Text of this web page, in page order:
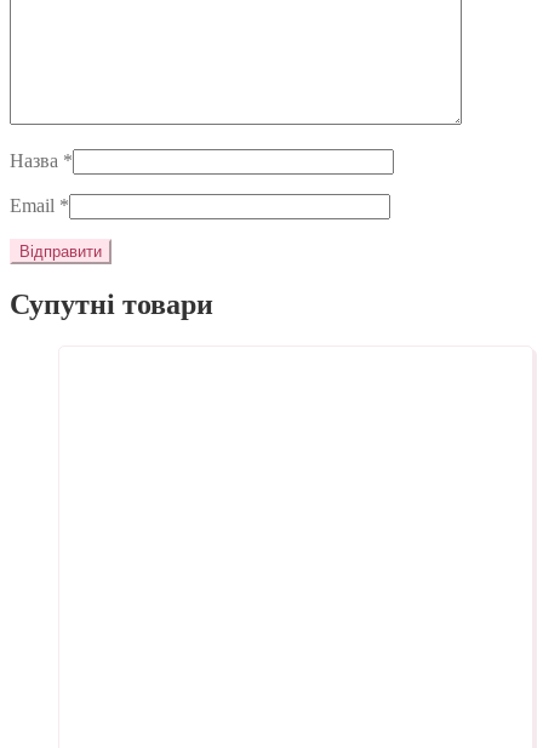
Назва *
Email *
Супутні товари